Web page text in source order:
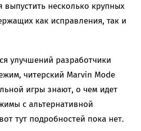
выпустить несколько крупных
как исправления, так и
улучшений разработчики
читерский Marvin Mode
игры знают, о чем идет
с альтернативной
тут подробностей пока нет.